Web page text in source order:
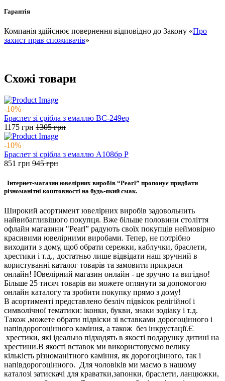
Гарантія
Компанія здійснює повернення відповідно до Закону «Про
захист прав споживачів»
Схожі товари
-10%
Браслет зі срібла з емаллю ВС-249ер
1175 грн 1305грн
-10%
Браслет зі срібла з емаллю А108бр Р
851 грн 945грн
Інтернет-магазин ювелірних виробів “Pearl” пропонує придбати
різноманітні коштовності на будь-який смак.
Широкий асортимент ювелірних виробів задовольнить
найвибагливішого покупця. Вже більше половини століття
офлайн магазини "Pearl” радують своїх покупців неймовірно
красивими ювелірними виробами. Тепер, не потрібно
виходити з дому, щоб обрати сережки, каблучки, браслети,
хрестики і т.д., достатньо лише відвідати наш зручний в
користуванні каталог товарів та замовити прикраси
онлайн! Ювелірний магазин онлайн - це зручно та вигідно!
Більше 25 тисяч товарів ви можете оглянути за допомогою
онлайн каталогу та зробити покупку прямо з дому!
В асортименті представлено безліч підвісок релігійної і
символічної тематики: іконки, букви, знаки зодіаку і т.д.
Також ,можете обрати підвіски зі вставками дорогоцінного і
напівдорогоцінного каміння, а також без інкрустації.Є
хрестики, які ідеально підходять в якості подарунку дитині на
хрестини.В якості вставок ми використовуємо велику
кількість різноманітного каміння, як дорогоцінного, так і
напівдорогоцінного. Для чоловіків ми маємо в нашому
каталозі затискачі для краватки,запонки, браслети, ланцюжки,